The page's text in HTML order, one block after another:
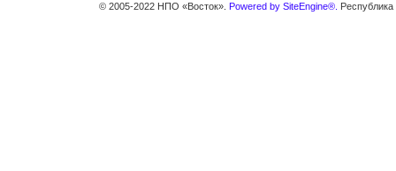
© 2005-2022 НПО «Восток». Powered by SiteEngine®.